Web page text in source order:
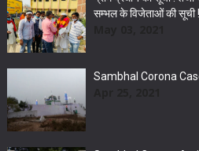
सम्‍भल के व‍िजेताओं की सूची !
Sambhal Corona